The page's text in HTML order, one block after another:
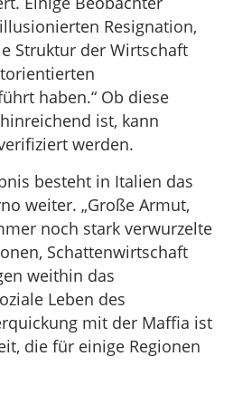
Resignation,
Struktur der Wirtschaft
haben.“ Ob diese
ist, kann
werden.
besteht in Italien das
weiter. „Große Armut,
noch stark verwurzelte
Schattenwirtschaft
weithin das
Leben des
mit der Maffia ist
die für einige Regionen